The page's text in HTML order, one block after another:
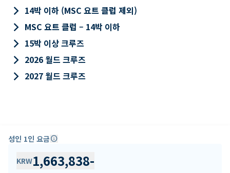
keyboard_arrow_right 14박 이하 (MSC 요트 클럽 제외)
keyboard_arrow_right MSC 요트 클럽 – 14박 이하
keyboard_arrow_right 15박 이상 크루즈
keyboard_arrow_right 2026 월드 크루즈
keyboard_arrow_right 2027 월드 크루즈
성인 1인 요금info
KRW1,663,838-